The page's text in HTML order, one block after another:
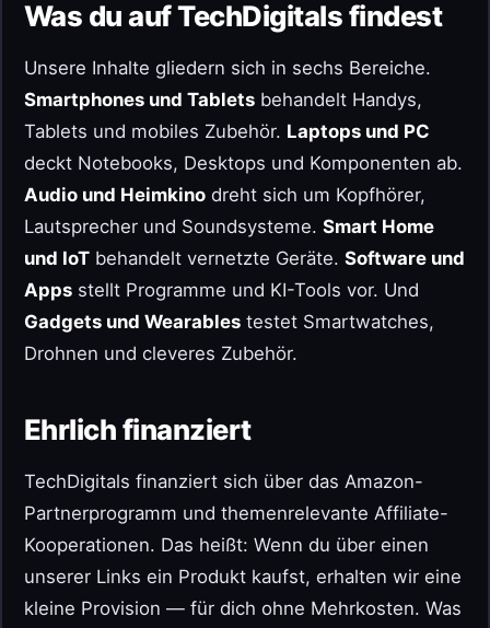
Was du auf TechDigitals findest
Unsere Inhalte gliedern sich in sechs Bereiche.
Smartphones und Tablets behandelt Handys,
Tablets und mobiles Zubehör. Laptops und PC
deckt Notebooks, Desktops und Komponenten ab.
Audio und Heimkino dreht sich um Kopfhörer,
Lautsprecher und Soundsysteme. Smart Home
und IoT behandelt vernetzte Geräte. Software und
Apps stellt Programme und KI-Tools vor. Und
Gadgets und Wearables testet Smartwatches,
Drohnen und cleveres Zubehör.
Ehrlich finanziert
TechDigitals finanziert sich über das Amazon-
Partnerprogramm und themenrelevante Affiliate-
Kooperationen. Das heißt: Wenn du über einen
unserer Links ein Produkt kaufst, erhalten wir eine
kleine Provision — für dich ohne Mehrkosten. Was